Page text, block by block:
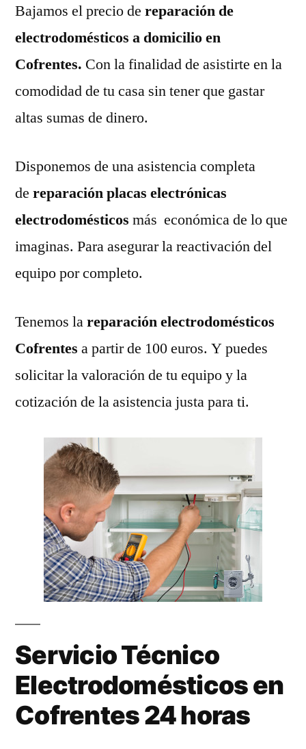
Bajamos el precio de reparación de
electrodomésticos a domicilio en
Cofrentes. Con la finalidad de asistirte en la
comodidad de tu casa sin tener que gastar
altas sumas de dinero.
Disponemos de una asistencia completa
de reparación placas electrónicas
electrodomésticos más económica de lo que
imaginas. Para asegurar la reactivación del
equipo por completo.
Tenemos lareparación electrodomésticos
Cofrentes a partir de 100 euros. Y puedes
solicitar la valoración de tu equipo y la
cotización de la asistencia justa para ti.
Servicio Técnico
Electrodomésticos en
Cofrentes 24 horas